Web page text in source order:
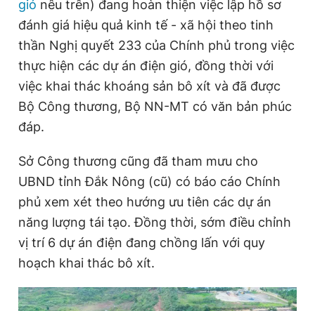
gió nêu trên) đang hoàn thiện việc lập hồ sơ
đánh giá hiệu quả kinh tế - xã hội theo tinh
thần Nghị quyết 233 của Chính phủ trong việc
thực hiện các dự án điện gió, đồng thời với
việc khai thác khoáng sản bô xít và đã được
Bộ Công thương, Bộ NN-MT có văn bản phúc
đáp.
Sở Công thương cũng đã tham mưu cho
UBND tỉnh Đắk Nông (cũ) có báo cáo Chính
phủ xem xét theo hướng ưu tiên các dự án
năng lượng tái tạo. Đồng thời, sớm điều chỉnh
vị trí 6 dự án điện đang chồng lấn với quy
hoạch khai thác bô xít.